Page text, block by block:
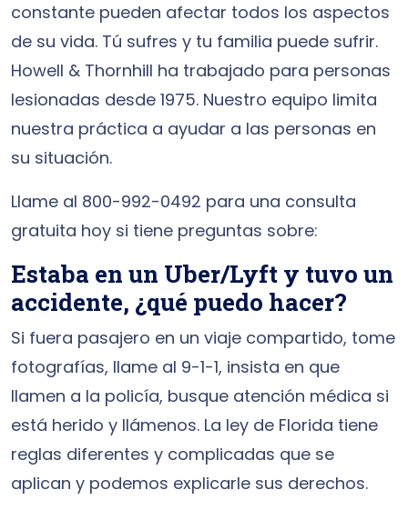
constante pueden afectar todos los aspectos
de su vida. Tú sufres y tu familia puede sufrir.
Howell & Thornhill ha trabajado para personas
lesionadas desde 1975. Nuestro equipo limita
nuestra práctica a ayudar a las personas en
su situación.
Llame al 800-992-0492 para una consulta
gratuita hoy si tiene preguntas sobre:
Estaba en un Uber/Lyft y tuvo un
accidente, ¿qué puedo hacer?
Si fuera pasajero en un viaje compartido, tome
fotografías, llame al 9-1-1, insista en que
llamen a la policía, busque atención médica si
está herido y llámenos. La ley de Florida tiene
reglas diferentes y complicadas que se
aplican y podemos explicarle sus derechos.